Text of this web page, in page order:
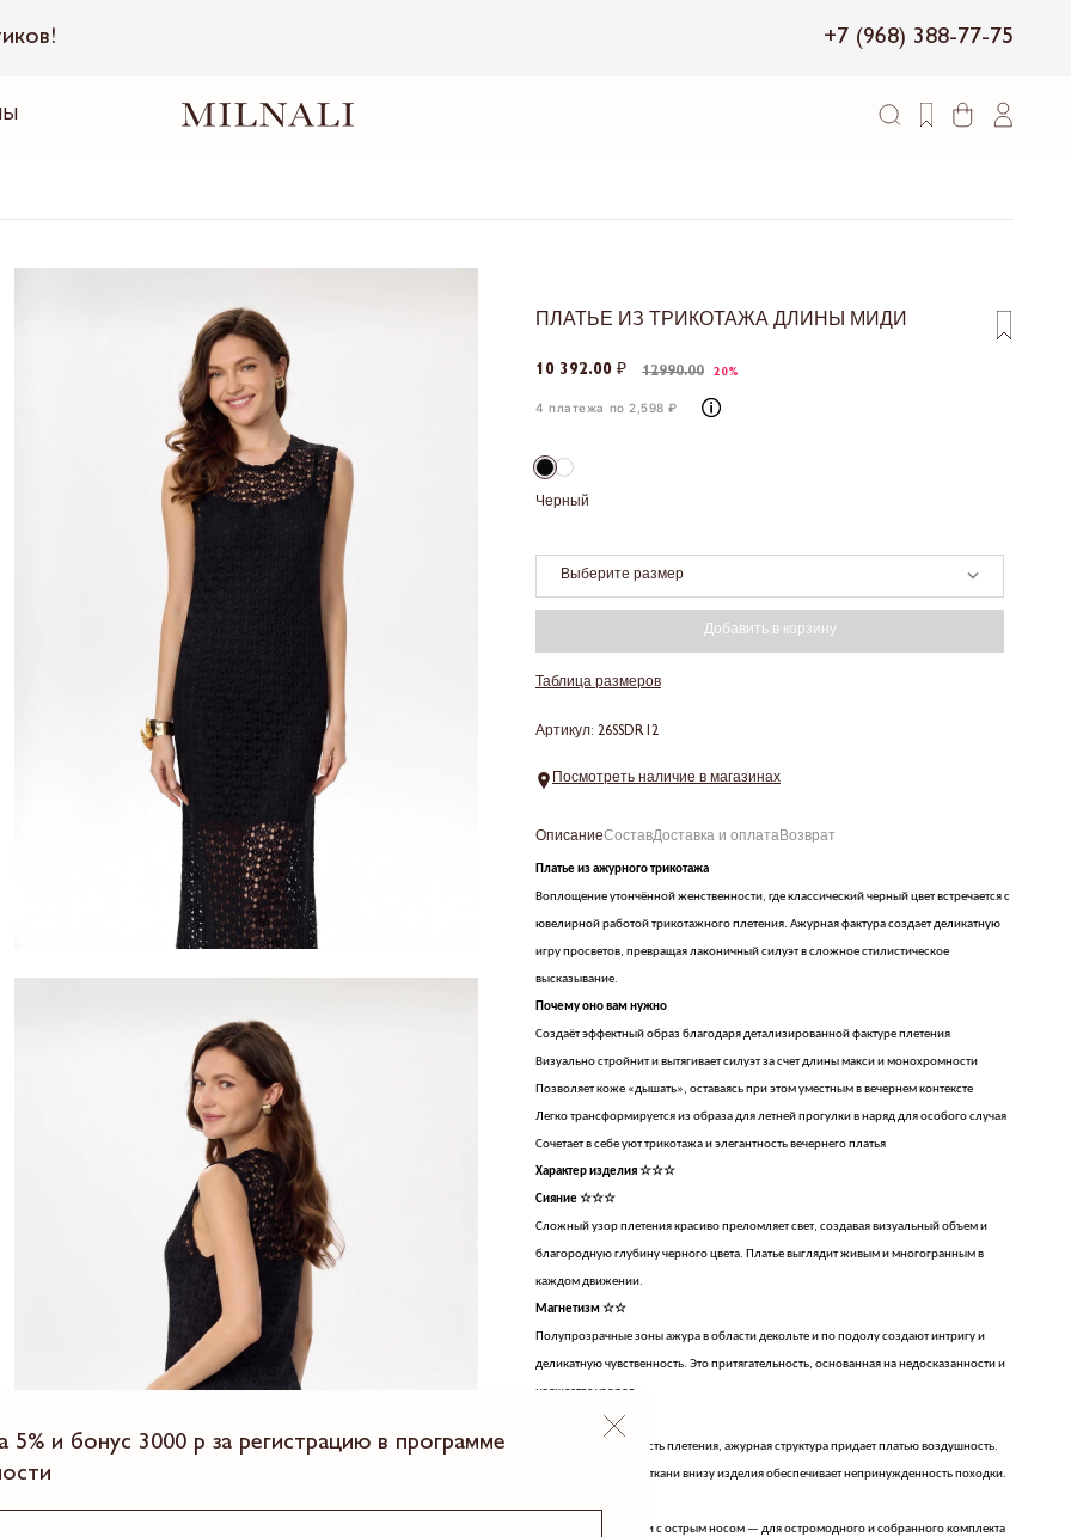
+7 (968) 388-77-75
5% и бонус 3000 р за регистрацию в программе
ПЛАТЬЕ ИЗ ТРИКОТАЖА ДЛИНЫ МИДИ
10 392.00 ₽ 12990.00 20%
4 платежа по 2,598 ₽
Черный
Выберите размер
Добавить в корзину
Таблица размеров
Артикул: 26SSDR12
Посмотреть наличие в магазинах
ОписаниеСоставДоставка и оплатаВозврат
Платье из ажурного трикотажа
Воплощение утончённой женственности, где классический черный цвет встречается с
ювелирной работой трикотажного плетения. Ажурная фактура создает деликатную
игру просветов, превращая лаконичный силуэт в сложное стилистическое
высказывание.
Почему оно вам нужно
Создаёт эффектный образ благодаря детализированной фактуре плетения
Визуально стройнит и вытягивает силуэт за счет длины макси и монохромности
Позволяет коже «дышать», оставаясь при этом уместным в вечернем контексте
Легко трансформируется из образа для летней прогулки в наряд для особого случая
Сочетает в себе уют трикотажа и элегантность вечернего платья
Характер изделия ☆☆☆
Сияние ☆☆☆
Сложный узор плетения красиво преломляет свет, создавая визуальный объем и
благородную глубину черного цвета. Платье выглядит живым и многогранным в
каждом движении.
Магнетизм ☆☆
Полупрозрачные зоны ажура в области декольте и по подолу создают интригу и
деликатную чувственность. Это притягательность, основанная на недосказанности и
изяществе узоров.
Несмотря на плотность плетения, ажурная структура придает платью воздушность.
Свободное падение ткани внизу изделия обеспечивает непринужденность походки.
С кожаными мюлями с острым носом — для остромодного и собранного комплекта